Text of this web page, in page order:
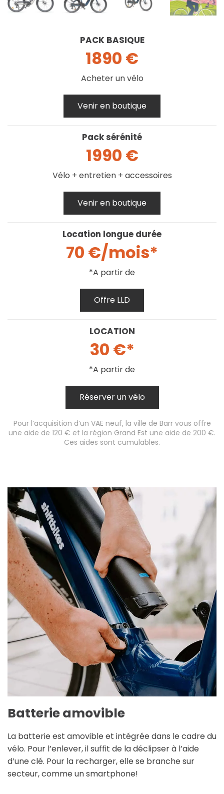
PACK BASIQUE
1890 €
Acheter un vélo
Venir en boutique
Pack sérénité
1990 €
Vélo + entretien + accessoires
Venir en boutique
Location longue durée
70 €/mois*
*A partir de
Offre LLD
LOCATION
30 €*
*A partir de
Réserver un vélo
Pour l’acquisition d’un VAE neuf, la ville de Barr vous offre
une aide de 120 € et la région Grand Est une aide de 200 €.
Ces aides sont cumulables.
Batterie amovible
La batterie est amovible et intégrée dans le cadre du
vélo. Pour l’enlever, il suffit de la déclipser à l’aide
d’une clé. Pour la recharger, elle se branche sur
secteur, comme un smartphone!